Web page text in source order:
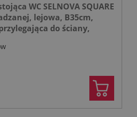
WC SELNOVA SQUARE
lejowa, B35cm,
do ściany,
Rimfree